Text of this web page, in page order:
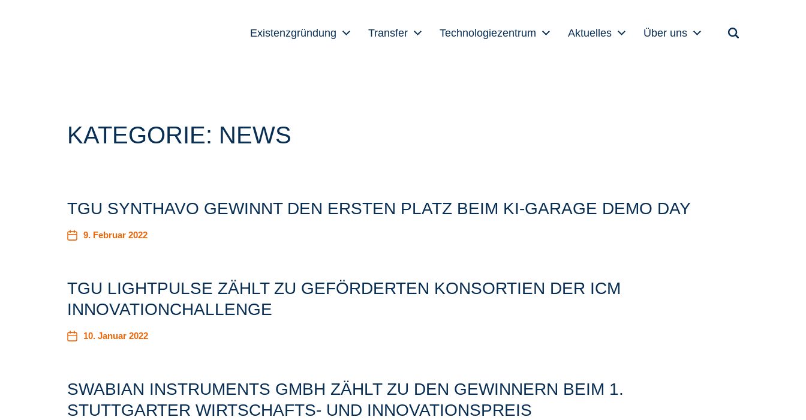
Existenzgründung Transfer Technologiezentrum Aktuelles Über uns
KATEGORIE: NEWS
TGU SYNTHAVO GEWINNT DEN ERSTEN PLATZ BEIM KI-GARAGE DEMO DAY
9. Februar 2022
TGU LIGHTPULSE ZÄHLT ZU GEFÖRDERTEN KONSORTIEN DER ICM
INNOVATIONCHALLENGE
10. Januar 2022
SWABIAN INSTRUMENTS GMBH ZÄHLT ZU DEN GEWINNERN BEIM 1.
STUTTGARTER WIRTSCHAFTS- UND INNOVATIONSPREIS